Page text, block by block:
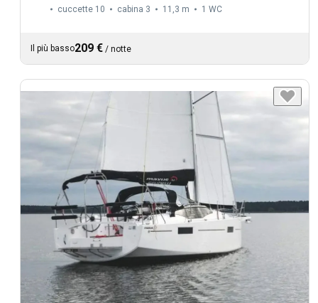
cuccette 10 cabina 3 11,3 m 1 WC
Il più basso209 € / notte